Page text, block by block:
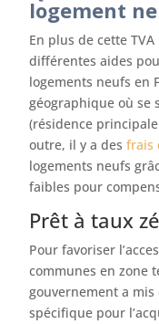
logement
En plus de cette
différentes aides
logements neufs en
géographique où se
(résidence
outre, il y a desfrais
logements neufs
faibles pour
Prêt à taux
Pour favoriser
communes en zone
gouvernement a
spécifique pour